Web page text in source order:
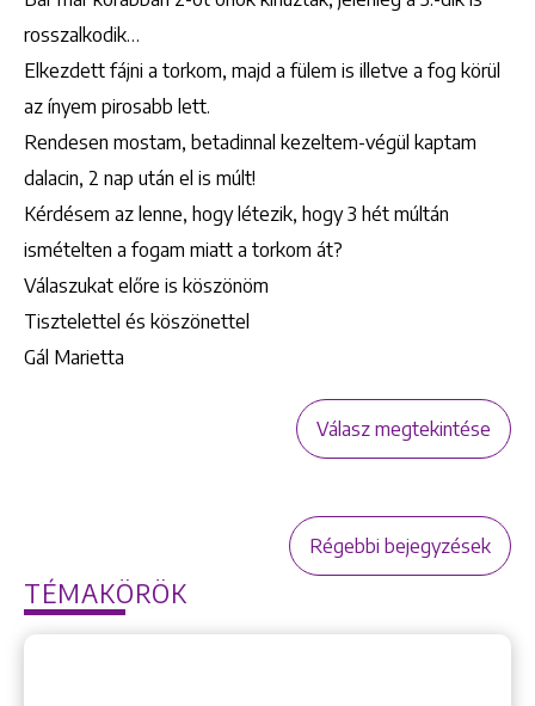
rosszalkodik…
Elkezdett fájni a torkom, majd a fülem is illetve a fog körül
az ínyem pirosabb lett.
Rendesen mostam, betadinnal kezeltem-végül kaptam
dalacin, 2 nap után el is múlt!
Kérdésem az lenne, hogy létezik, hogy 3 hét múltán
ismételten a fogam miatt a torkom át?
Válaszukat előre is köszönöm
Tisztelettel és köszönettel
Gál Marietta
Válasz megtekintése
Régebbi bejegyzések
TÉMAKÖRÖK